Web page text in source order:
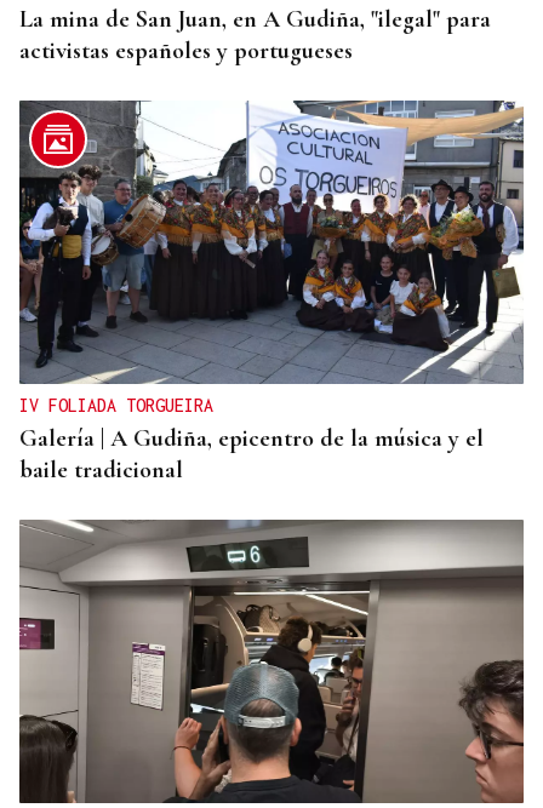
La mina de San Juan, en A Gudiña, "ilegal" para
activistas españoles y portugueses
IV FOLIADA TORGUEIRA
Galería | A Gudiña, epicentro de la música y el
baile tradicional